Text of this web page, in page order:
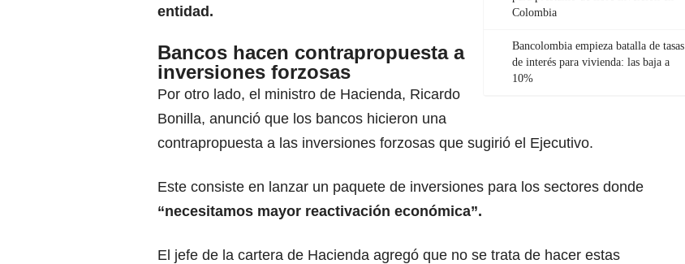
Colombia
Bancolombia empieza batalla de tasas
de interés para vivienda: las baja a
10%
entidad.
Bancos hacen contrapropuesta a
inversiones forzosas
Por otro lado, el ministro de Hacienda, Ricardo
Bonilla, anunció que los bancos hicieron una
contrapropuesta a las inversiones forzosas que sugirió el Ejecutivo.
Este consiste en lanzar un paquete de inversiones para los sectores donde
“necesitamos mayor reactivación económica”.
El jefe de la cartera de Hacienda agregó que no se trata de hacer estas